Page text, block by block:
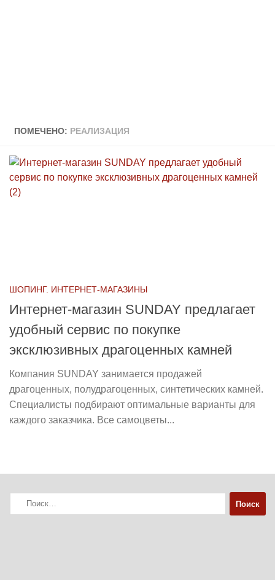
ПОМЕЧЕНО: РЕАЛИЗАЦИЯ
ШОПИНГ. ИНТЕРНЕТ-МАГАЗИНЫ
Интернет-магазин SUNDAY предлагает
удобный сервис по покупке
эксклюзивных драгоценных камней
Компания SUNDAY занимается продажей
драгоценных, полудрагоценных, синтетических камней.
Специалисты подбирают оптимальные варианты для
каждого заказчика. Все самоцветы...
Найти: